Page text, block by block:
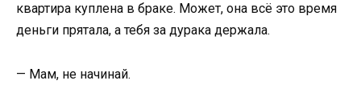
квартира куплена в браке. Может, она всё это время
деньги прятала, а тебя за дурака держала.
— Мам, не начинай.